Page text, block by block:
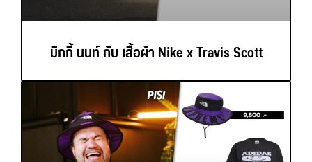
มิกกี้ นนท์ กับ เสื้อผ้า Nike x Travis Scott